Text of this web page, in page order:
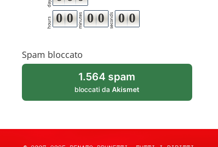
days
hours 0 0 minutes 0 0 seconds 0 0
Spam bloccato
1.564 spam
bloccati daAkismet